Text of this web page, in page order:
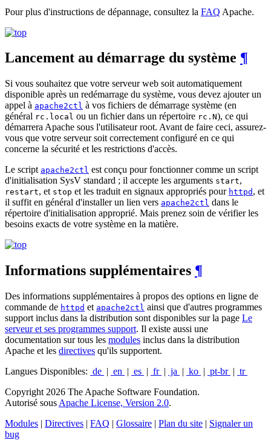
Pour plus d'instructions de dépannage, consultez la FAQ Apache.
Lancement au démarrage du système ¶
Si vous souhaitez que votre serveur web soit automatiquement
disponible après un redémarrage du système, vous devez ajouter un
appel à apache2ctl à vos fichiers de démarrage système (en
général rc.local ou un fichier dans un répertoire rc.N), ce qui
démarrera Apache sous l'utilisateur root. Avant de faire ceci, assurez-
vous que votre serveur soit correctement configuré en ce qui
concerne la sécurité et les restrictions d'accès.
Le script apache2ctl est conçu pour fonctionner comme un script
d'initialisation SysV standard ; il accepte les arguments start,
restart, et stop et les traduit en signaux appropriés pour httpd , et
il suffit en général d'installer un lien vers apache2ctl dans le
répertoire d'initialisation approprié. Mais prenez soin de vérifier les
besoins exacts de votre système en la matière.
Informations supplémentaires ¶
Des informations supplémentaires à propos des options en ligne de
commande de httpd et apache2ctl ainsi que d'autres programmes
support inclus dans la distribution sont disponibles sur la page Le
serveur et ses programmes support. Il existe aussi une
documentation sur tous les modules inclus dans la distribution
Apache et les directives qu'ils supportent.
Langues Disponibles: de | en | es | fr | ja | ko | pt-br | tr
Copyright 2026 The Apache Software Foundation.
Autorisé sous Apache License, Version 2.0.
Modules | Directives | FAQ | Glossaire | Plan du site | Signaler un
bug